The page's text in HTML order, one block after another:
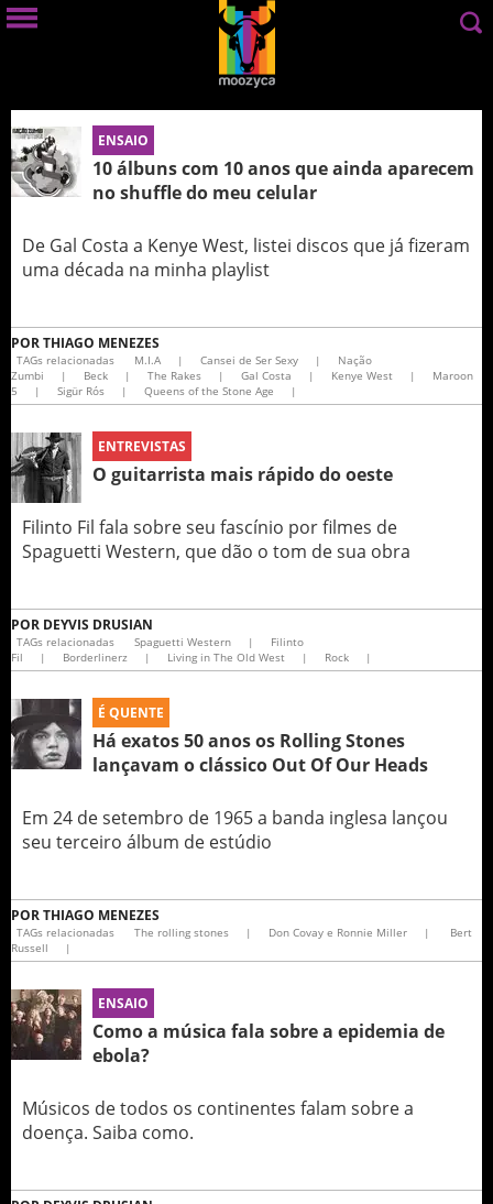
ENSAIO
10 álbuns com 10 anos que ainda aparecem
no shuffle do meu celular
De Gal Costa a Kenye West, listei discos que já fizeram
uma década na minha playlist
PORTHIAGO MENEZES
TAGs relacionadas M.I.A | Cansei de Ser Sexy |
Nação
Zumbi
| Beck | The Rakes | Gal Costa | Kenye West |
Maroon
5
| Sigür Rós | Queens of the Stone Age |
ENTREVISTAS
O guitarrista mais rápido do oeste
Filinto Fil fala sobre seu fascínio por filmes de
Spaguetti Western, que dão o tom de sua obra
POR DEYVIS DRUSIAN
TAGs relacionadas Spaguetti Western |
Filinto
Fil
| Borderlinerz | Living in The Old West | Rock |
É QUENTE
Há exatos 50 anos os Rolling Stones
lançavam o clássico Out Of Our Heads
Em 24 de setembro de 1965 a banda inglesa lançou
seu terceiro álbum de estúdio
PORTHIAGO MENEZES
TAGs relacionadas The rolling stones | Don Covay e Ronnie Miller |
Bert
Russell
|
ENSAIO
Como a música fala sobre a epidemia de
ebola?
Músicos de todos os continentes falam sobre a
doença. Saiba como.